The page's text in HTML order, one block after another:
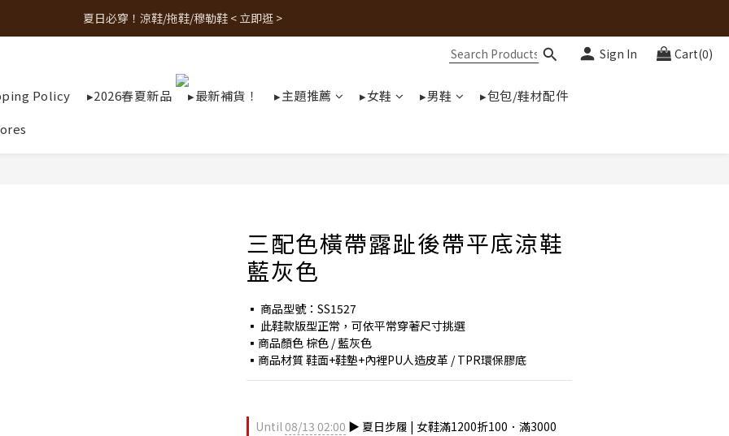
人氣熱銷款！最新補貨 < 立即逛 >
夏日必穿！涼鞋/拖鞋/穆勒鞋 < 立即逛 >
Sign In Cart(0)
Policy ▸2026春夏新品 ▸最新補貨！ ▸主題推薦 ▸女鞋 ▸男鞋
▸包包/鞋材配件
三配色橫帶露趾後帶平底涼鞋
藍灰色
▪ 商品型號：SS1527
▪ 此鞋款版型正常，可依平常穿著尺寸挑選
▪商品顏色 棕色 / 藍灰色
▪商品材質 鞋面+鞋墊+內裡PU人造皮革 / TPR環保膠底
Until08/13 02:00 ▶︎ 夏日步履 | 女鞋滿1200折100．滿3000